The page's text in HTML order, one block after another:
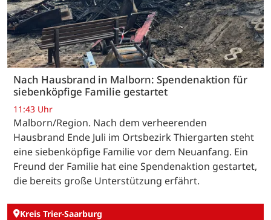
Nach Hausbrand in Malborn: Spendenaktion für
siebenköpfige Familie gestartet
11:43 Uhr
Malborn/Region. Nach dem verheerenden
Hausbrand Ende Juli im Ortsbezirk Thiergarten steht
eine siebenköpfige Familie vor dem Neuanfang. Ein
Freund der Familie hat eine Spendenaktion gestartet,
die bereits große Unterstützung erfährt.
Kreis Trier-Saarburg